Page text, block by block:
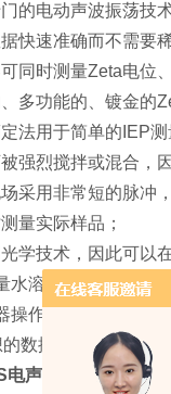
的电动声波振荡技
快速准确而不需要
同时测量Zeta电位
多功能的、镀金的
法用于简单的IEP测
强烈搅拌或混合，
采用非常短的脉冲
量实际样品；
学技术，因此可以
水溶液、非水溶液
操作非常简单。它
数据
电声法粒度Zeta电位